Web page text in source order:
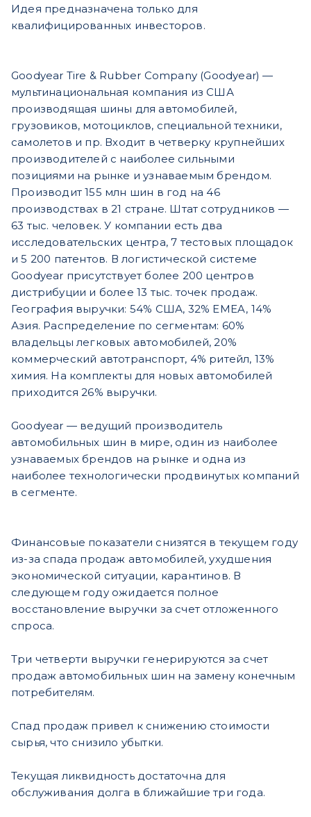
Идея предназначена только для
квалифицированных инвесторов.
Goodyear Tire & Rubber Company (Goodyear) —
мультинациональная компания из США
производящая шины для автомобилей,
грузовиков, мотоциклов, специальной техники,
самолетов и пр. Входит в четверку крупнейших
производителей с наиболее сильными
позициями на рынке и узнаваемым брендом.
Производит 155 млн шин в год на 46
производствах в 21 стране. Штат сотрудников —
63 тыс. человек. У компании есть два
исследовательских центра, 7 тестовых площадок
и 5 200 патентов. В логистической системе
Goodyear присутствует более 200 центров
дистрибуции и более 13 тыс. точек продаж.
География выручки: 54% США, 32% EMEA, 14%
Азия. Распределение по сегментам: 60%
владельцы легковых автомобилей, 20%
коммерческий автотранспорт, 4% ритейл, 13%
химия. На комплекты для новых автомобилей
приходится 26% выручки.
Goodyear — ведущий производитель
автомобильных шин в мире, один из наиболее
узнаваемых брендов на рынке и одна из
наиболее технологически продвинутых компаний
в сегменте.
Финансовые показатели снизятся в текущем году
из-за спада продаж автомобилей, ухудшения
экономической ситуации, карантинов. В
следующем году ожидается полное
восстановление выручки за счет отложенного
спроса.
Три четверти выручки генерируются за счет
продаж автомобильных шин на замену конечным
потребителям.
Спад продаж привел к снижению стоимости
сырья, что снизило убытки.
Текущая ликвидность достаточна для
обслуживания долга в ближайшие три года.